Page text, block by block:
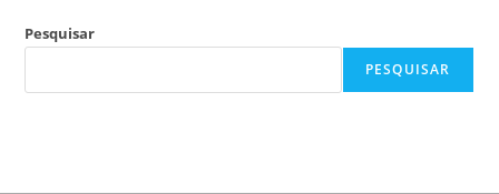
Pesquisar
PESQUISAR